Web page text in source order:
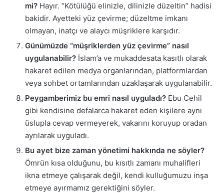
mi? Hayır. “Kötülüğü elinizle, dilinizle düzeltin” hadisi
bakidir. Ayetteki yüz çevirme; düzeltme imkanı
olmayan, inatçı ve alaycı müşriklere karşıdır.
Günümüzde “müşriklerden yüz çevirme” nasıl
uygulanabilir? İslam’a ve mukaddesata kasıtlı olarak
hakaret edilen medya organlarından, platformlardan
veya sohbet ortamlarından uzaklaşarak uygulanabilir.
Peygamberimiz bu emri nasıl uyguladı? Ebu Cehil
gibi kendisine defalarca hakaret eden kişilere aynı
üslupla cevap vermeyerek, vakarını koruyup oradan
ayrılarak uyguladı.
Bu ayet bize zaman yönetimi hakkında ne söyler?
Ömrün kısa olduğunu, bu kısıtlı zamanı muhalifleri
ikna etmeye çalışarak değil, kendi kulluğumuzu inşa
etmeye ayırmamız gerektiğini söyler.